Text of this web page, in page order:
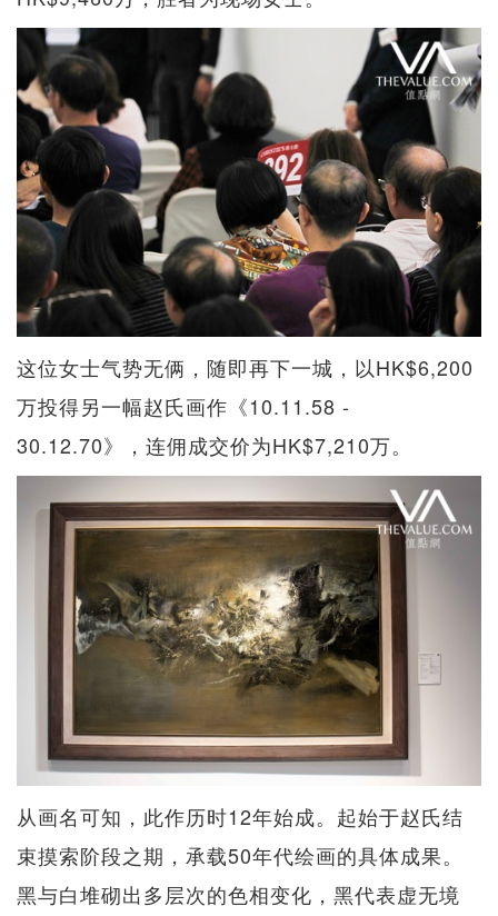
这位女士气势无俩，随即再下一城，以HK$6,200
万投得另一幅赵氏画作《10.11.58 -
30.12.70》，连佣成交价为HK$7,210万。
从画名可知，此作历时12年始成。起始于赵氏结
束摸索阶段之期，承载50年代绘画的具体成果。
黑与白堆砌出多层次的色相变化，黑代表虚无境